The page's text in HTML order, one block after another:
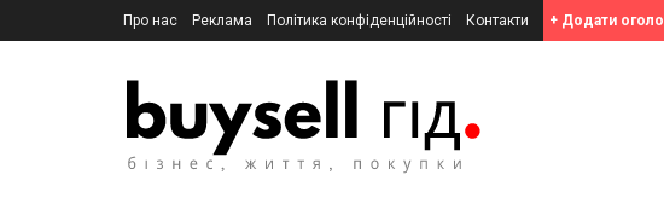
Про нас Реклама Політика конфіденційності Контакти + Додати